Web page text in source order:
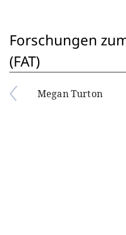
Forschungen
(FAT)
Megan Turton